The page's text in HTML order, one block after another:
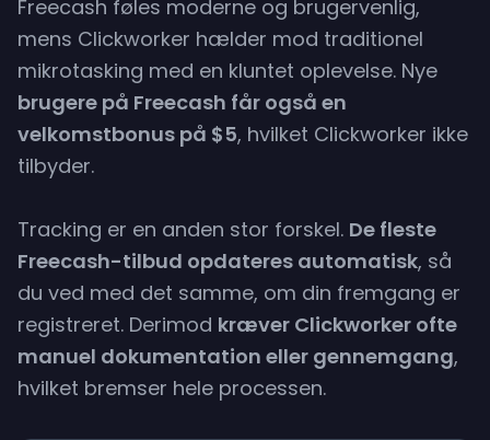
Freecash føles moderne og brugervenlig,
mens Clickworker hælder mod traditionel
mikrotasking med en kluntet oplevelse. Nye
brugere på Freecash får også en
velkomstbonus på $5, hvilket Clickworker ikke
tilbyder.
Tracking er en anden stor forskel. De fleste
Freecash-tilbud opdateres automatisk, så
du ved med det samme, om din fremgang er
registreret. Derimod kræver Clickworker ofte
manuel dokumentation eller gennemgang,
hvilket bremser hele processen.